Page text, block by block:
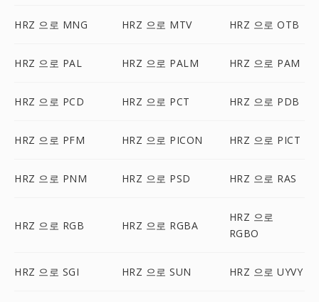
HRZ 으로 MNG HRZ 으로 MTV HRZ 으로 OTB
HRZ 으로 PAL HRZ 으로 PALM HRZ 으로 PAM
HRZ 으로 PCD HRZ 으로 PCT HRZ 으로 PDB
HRZ 으로 PFM HRZ 으로 PICON HRZ 으로 PICT
HRZ 으로 PNM HRZ 으로 PSD HRZ 으로 RAS
HRZ 으로 RGB HRZ 으로 RGBA
HRZ 으로
RGBO
HRZ 으로 SGI HRZ 으로 SUN HRZ 으로 UYVY